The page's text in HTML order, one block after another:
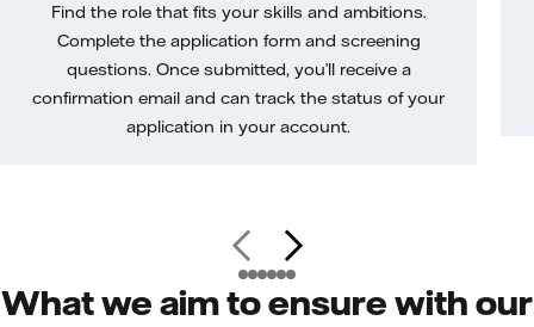
Find the role that fits your skills and ambitions.
Complete the application form and screening
questions. Once submitted, you’ll receive a
confirmation email and can track the status of your
application in your account.
What we aim to ensure with our